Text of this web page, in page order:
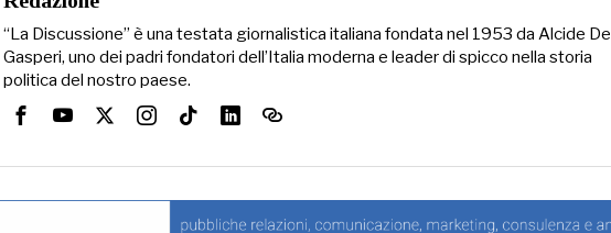
“La Discussione” è una testata giornalistica italiana fondata nel 1953 da Alcide De
Gasperi, uno dei padri fondatori dell’Italia moderna e leader di spicco nella storia
politica del nostro paese.